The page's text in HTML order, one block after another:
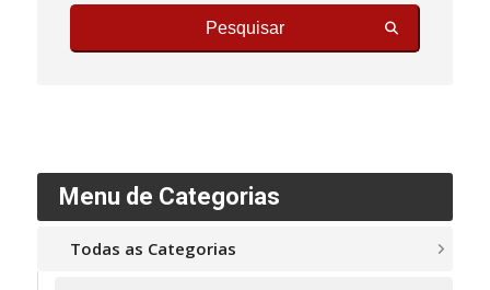
Pesquisar
Menu de Categorias
Todas as Categorias